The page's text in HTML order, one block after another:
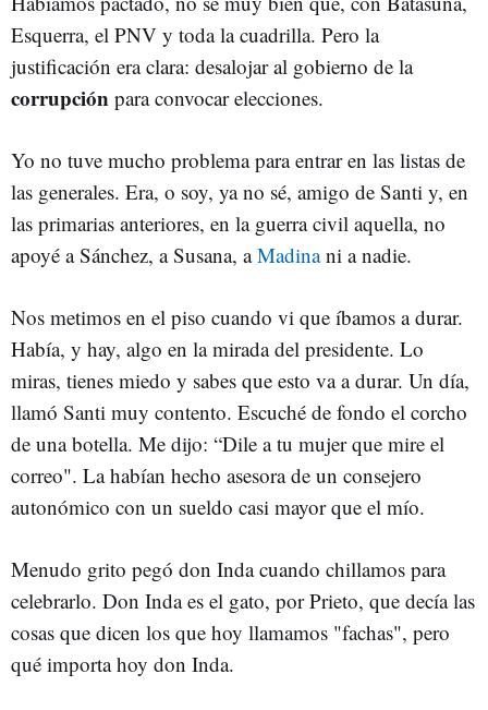
Esquerra, el PNV y toda la cuadrilla. Pero la
justificación era clara: desalojar al gobierno de la
corrupción para convocar elecciones.
Yo no tuve mucho problema para entrar en las listas de
las generales. Era, o soy, ya no sé, amigo de Santi y, en
las primarias anteriores, en la guerra civil aquella, no
apoyé a Sánchez, a Susana, aMadinani a nadie.
Nos metimos en el piso cuando vi que íbamos a durar.
Había, y hay, algo en la mirada del presidente. Lo
miras, tienes miedo y sabes que esto va a durar. Un día,
llamó Santi muy contento. Escuché de fondo el corcho
de una botella. Me dijo: “Dile a tu mujer que mire el
correo". La habían hecho asesora de un consejero
autonómico con un sueldo casi mayor que el mío.
Menudo grito pegó don Inda cuando chillamos para
celebrarlo. Don Inda es el gato, por Prieto, que decía las
cosas que dicen los que hoy llamamos "fachas", pero
qué importa hoy don Inda.